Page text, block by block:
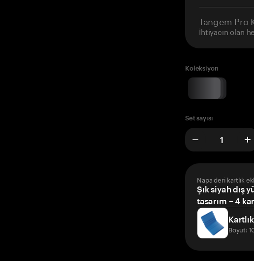
Tangem Pro
İhtiyacın olan
Koleksiyon
Set sayısı
Napa deri kartlık
Şık siyah dış
tasarım – 4
Kartlık
Boyut: